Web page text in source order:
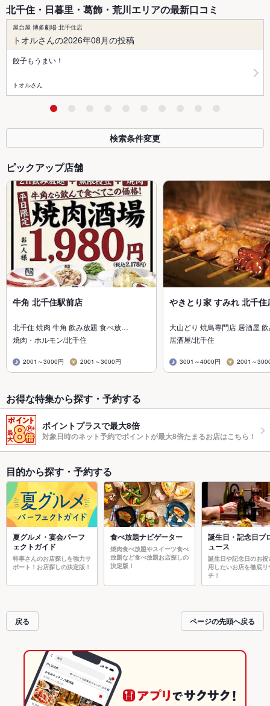
北千住・日暮里・葛飾・荒川エリアの最新口コミ
屋台屋 博多劇場 北千住店
トオルさんの2026年08月の投稿
餃子もうまい！
トオルさん
検索条件変更
ピックアップ店舗
牛角 北千住駅前店
北千住 焼肉 牛角 飲み放題 食べ放…
焼肉・ホルモン/北千住
2001～3000円 2001～3000円
やきとり家 すみれ 北千住
大山どり 焼鳥専門店 居酒屋
居酒屋/北千住
3001～4000円 2001～
お得な特集から探す・予約する
ポイントプラスで最大8倍
対象日時のネット予約でポイントが最大8倍たまるお店はこちら！
目的から探す・予約する
夏グルメ・宴会パーフ
ェクトガイド
幹事さんのお店探しを強力サ
ポート！お店探しの決定版！
食べ放題ナビゲーター
焼肉食べ放題やスイーツ食べ
放題など食べ放題お店探しの
決定版！
誕生日・記念日プ
ュース
誕生日や記念日のお祝
用したいお店を徹底リ
チ！
戻る ページの先頭へ戻る